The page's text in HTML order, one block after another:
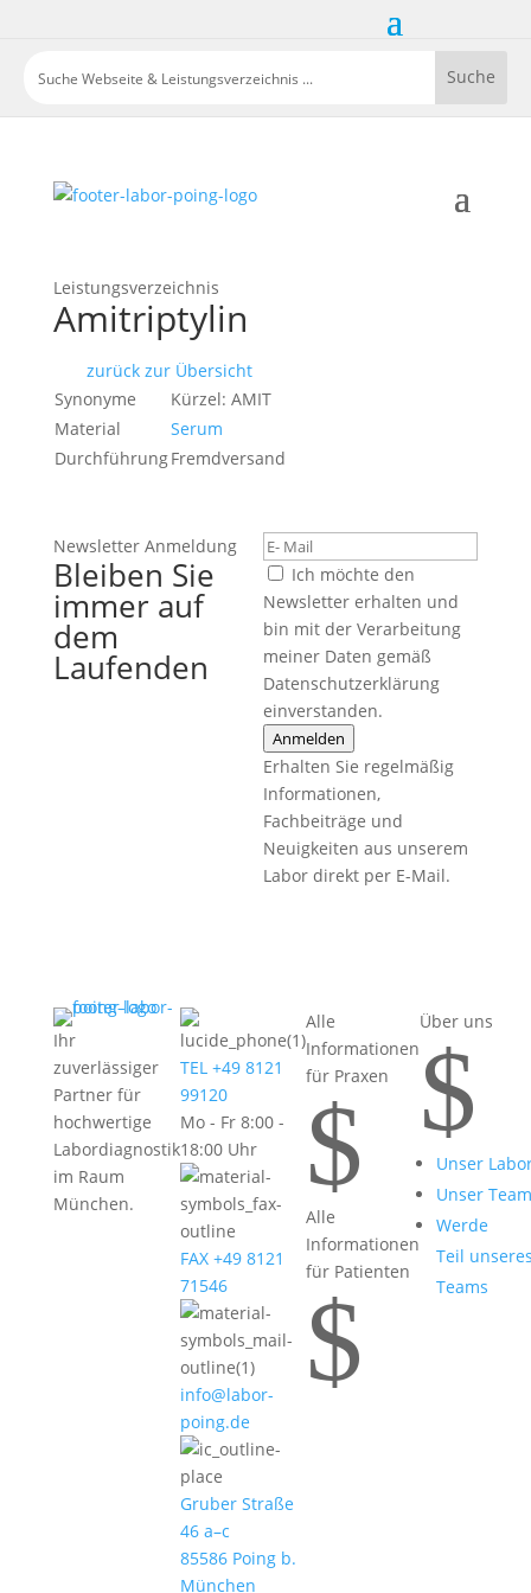
Leistungsverzeichnis
Amitriptylin
zurück zur Übersicht
Synonyme
Kürzel: AMIT
Material
Serum
DurchführungFremdversand
Newsletter Anmeldung
Bleiben Sie
immer auf
dem
Laufenden
Ich möchte den
Newsletter erhalten und
bin mit der Verarbeitung
meiner Daten gemäß
Datenschutzerklärung
einverstanden.
Anmelden
Erhalten Sie regelmäßig
Informationen,
Fachbeiträge und
Neuigkeiten aus unserem
Labor direkt per E-Mail.
Ihr
zuverlässiger
Partner für
hochwertige
Labordiagnostik
im Raum
München.
TEL +49 8121
99120
Mo - Fr 8:00 -
18:00 Uhr
FAX +49 8121
71546
info@labor-
poing.de
Gruber Straße
46 a–c
85586 Poing b.
München
Alle
Informationen
für Praxen
$
Alle
Informationen
für Patienten
$
Über uns
$
Unser
Unser Team
Werde
Teil
Teams